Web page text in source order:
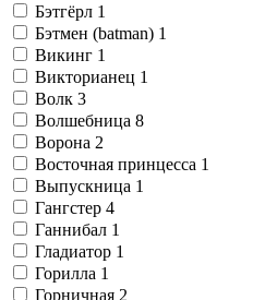
Бэтгёрл 1
Бэтмен (batman) 1
Викинг 1
Викторианец 1
Волк 3
Волшебница 8
Ворона 2
Восточная принцесса 1
Выпускница 1
Гангстер 4
Ганнибал 1
Гладиатор 1
Горилла 1
Горничная 2